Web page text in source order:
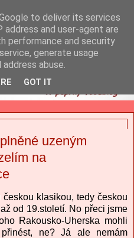
uzeným
na
českou klasikou, tedy českou
od 19.století. No přeci jsme
Rakousko-Uherska mohli
ne? Já ale nemám
to deliver its services
address and user-agent are
performance and security
generate usage
abuse.
GOT IT